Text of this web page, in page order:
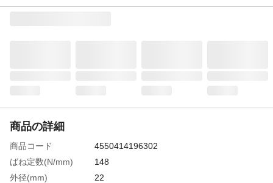
商品の詳細
商品コード
4550414196302
ばね定数(N/mm)
148
外径(mm)
22